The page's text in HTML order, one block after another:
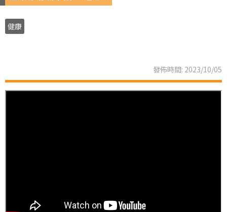
健康
發佈時間: 2023/10/05